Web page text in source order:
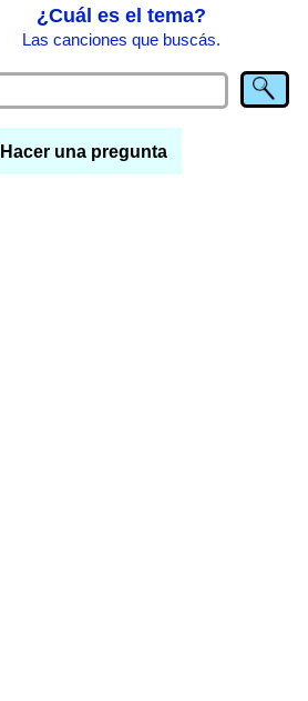
¿Cuál es el tema?
Las canciones que buscás.
Hacer una pregunta